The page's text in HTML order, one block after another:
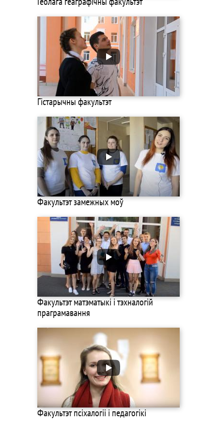
Гістарычны факультэт
Факультэт замежных моў
Факультэт матэматыкі і тэхналогій
праграмавання
Факультэт псіхалогіі і педагогікі